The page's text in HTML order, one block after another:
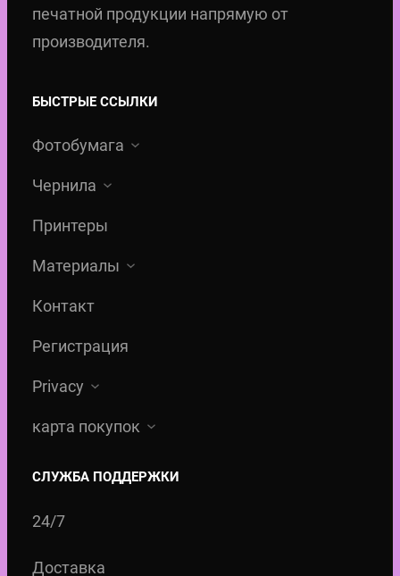
печатной продукции напрямую от
производителя.
БЫСТРЫЕ ССЫЛКИ
Фотобумага
Чернила
Принтеры
Материалы
Контакт
Регистрация
Privacy
карта покупок
СЛУЖБА ПОДДЕРЖКИ
24/7
Доставка